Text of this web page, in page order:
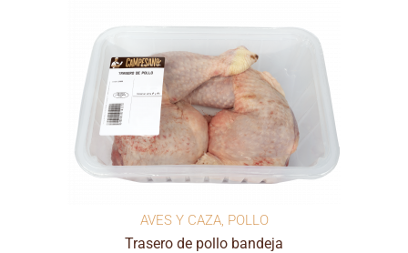
AVES Y CAZA, POLLO
Trasero de pollo bandeja